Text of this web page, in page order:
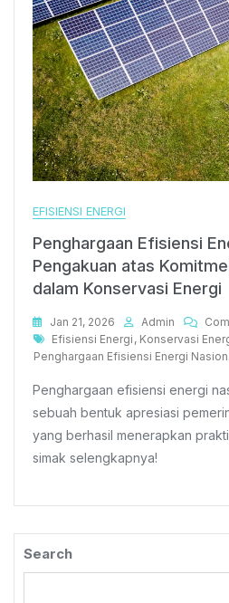
EFISIENSI ENERGI
Penghargaan Efisiensi
Pengakuan atas
dalam Konservasi Energi
Jan 21, 2026 Admin
Tags
Efisiensi Energi , Konservasi
Penghargaan Efisiensi Energi
Penghargaan efisiensi energi
sebuah bentuk apresiasi
yang berhasil menerapkan
simak selengkapnya!
Search